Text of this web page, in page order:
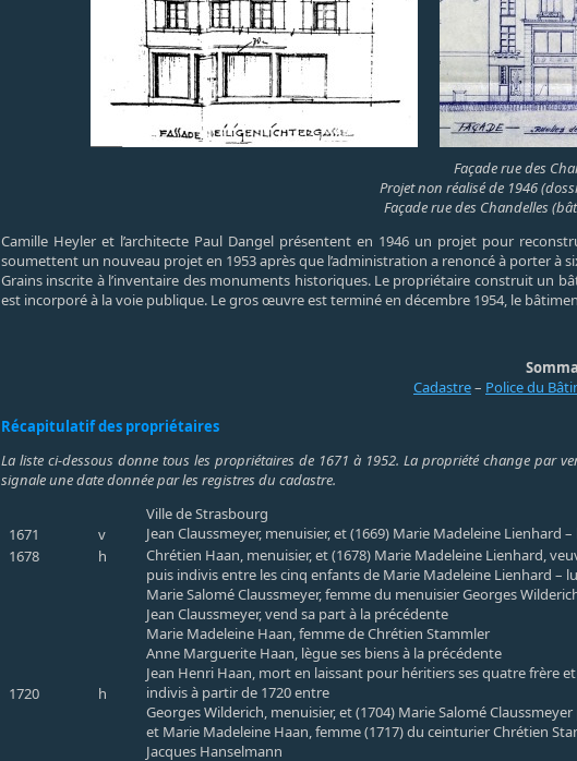
Façade rue des
Projet non réalisé de 1946
Façade rue des Chandelles
Camille Heyler et l’architecte Paul Dangel présentent en 1946 un projet pour
soumettent un nouveau projet en 1953 après que l’administration a renoncé à porter à
Grains inscrite à l’inventaire des monuments historiques. Le propriétaire construit un
est incorporé à la voie publique. Le gros œuvre est terminé en décembre 1954, le
Cadastre– Police du
Récapitulatif des propriétaires
La liste ci-dessous donne tous les propriétaires de 1671 à 1952. La propriété change par
signale une date donnée par les registres du cadastre.
Ville de Strasbourg
1671
v
Jean Claussmeyer, menuisier, et (1669) Marie Madeleine Lienhard
1678
h
Chrétien Haan, menuisier, et (1678) Marie Madeleine Lienhard,
puis indivis entre les cinq enfants de Marie Madeleine Lienhard –
Marie Salomé Claussmeyer, femme du menuisier Georges
Jean Claussmeyer, vend sa part à la précédente
Marie Madeleine Haan, femme de Chrétien Stammler
Anne Marguerite Haan, lègue ses biens à la précédente
Jean Henri Haan, mort en laissant pour héritiers ses quatre frère
1720
h
indivis à partir de 1720 entre
Georges Wilderich, menuisier, et (1704) Marie Salomé
et Marie Madeleine Haan, femme (1717) du ceinturier Chrétien
Jacques Hanselmann